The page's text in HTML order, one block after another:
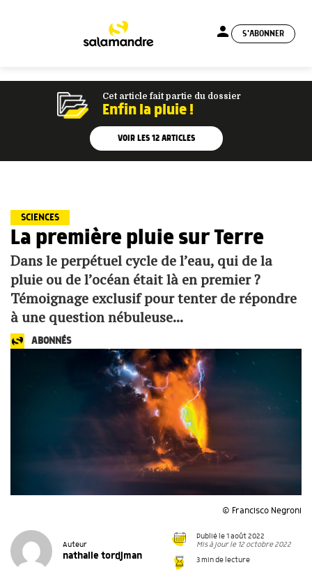
person S'ABONNER
Cet article fait partie du dossier
Enfin la pluie !
VOIR LES 12ARTICLES
SCIENCES
La première pluie sur Terre
Dans le perpétuel cycle de l’eau, qui de la
pluie ou de l’océan était là en premier ?
Témoignage exclusif pour tenter de répondre
à une question nébuleuse...
ABONNÉS
© Francisco Negroni
Auteur
nathalie tordjman
Publié le 1 août 2022
Mis à jour le 12 octobre 2022
3 min de lecture